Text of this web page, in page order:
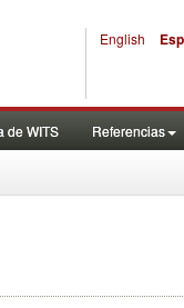
English
de WITS Referencias